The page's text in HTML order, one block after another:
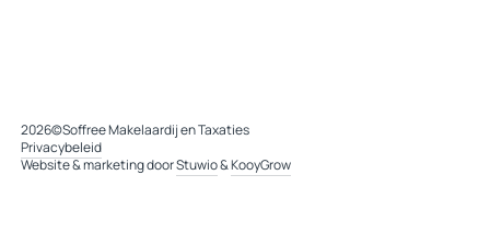
2026©Soffree Makelaardij en Taxaties
Privacybeleid
Website & marketing doorStuwio&KooyGrow